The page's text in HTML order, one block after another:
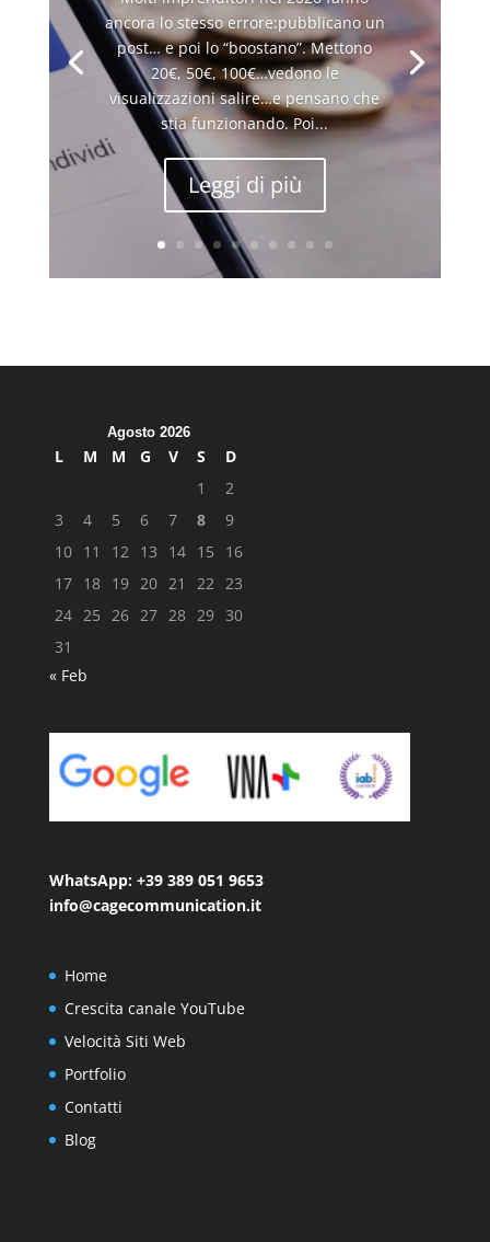
ancora lo stesso errore:pubblicano un
post… e poi lo “boostano”. Mettono
20€, 50€, 100€…vedono le
visualizzazioni salire…e pensano che
stia funzionando. Poi...
Leggi di più
Agosto 2026
L M M G V S
D
1
2
3
4 5 6 7 8
9
10 11 12 13 14 15
16
17 18 19 20 21 22 23
24 25 26 27 28 29 30
31
« Feb
WhatsApp: +39 389 051 9653
info@cagecommunication.it
Home
Crescita canale YouTube
Velocità Siti Web
Portfolio
Contatti
Blog